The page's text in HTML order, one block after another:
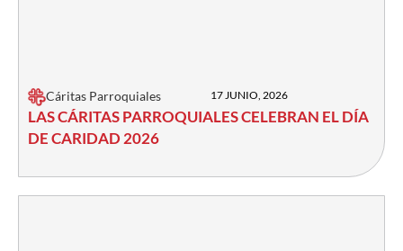
Cáritas Parroquiales 17 JUNIO, 2026
LAS CÁRITAS PARROQUIALES CELEBRAN EL DÍA
DE CARIDAD 2026